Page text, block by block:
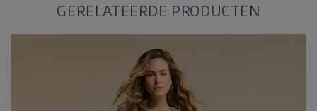
GERELATEERDE PRODUCTEN